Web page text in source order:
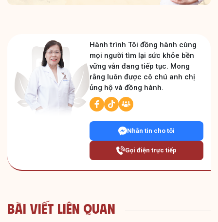
Hành trình Tôi đồng hành cùng
mọi người tìm lại sức khỏe bền
vững vẫn đang tiếp tục. Mong
rằng luôn được cô chú anh chị
ủng hộ và đồng hành.
Nhắn tin cho tôi
Gọi điện trực tiếp
Bài Viết Liên Quan